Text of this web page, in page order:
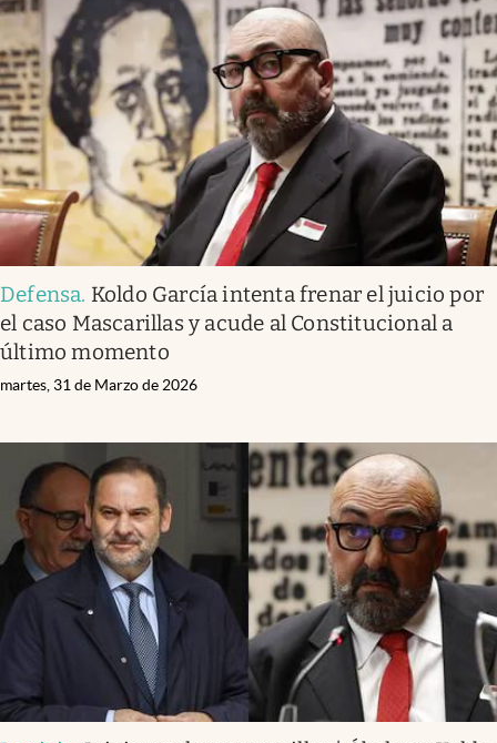
Defensa. Koldo García intenta frenar el juicio por
el caso Mascarillas y acude al Constitucional a
último momento
martes, 31 de Marzo de 2026